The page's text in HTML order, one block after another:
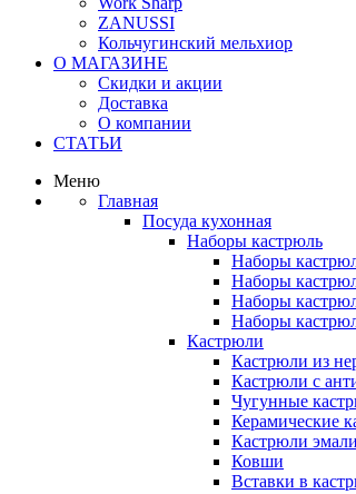
ZANUSSI
Кольчугинский мельхиор
О МАГАЗИНЕ
Скидки и акции
Доставка
О компании
СТАТЬИ
Меню
Главная
Посуда кухонная
Наборы кастрюль
Наборы
Наборы
Наборы
Наборы
Кастрюли
Кастрюли из
Кастрюли с
Чугунные
Керамические
Кастрюли
Ковши
Вставки в